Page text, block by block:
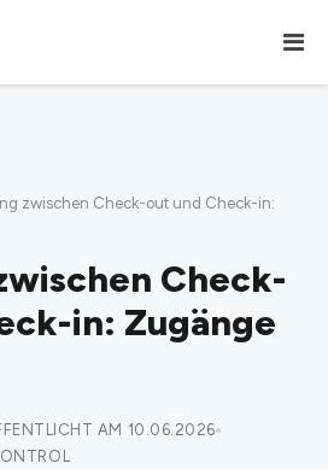
zwischen Check-out und Check-in:
Check-
in: Zugänge
AM 10.06.2026